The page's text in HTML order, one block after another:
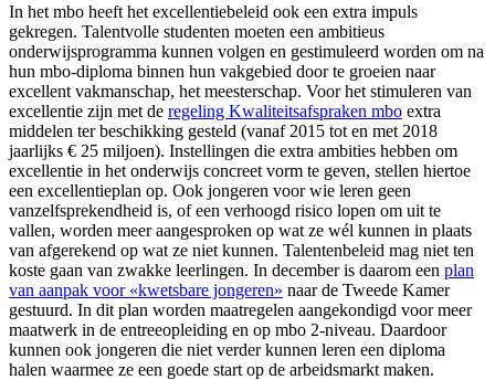
In het mbo heeft het excellentiebeleid ook een extra impuls
gekregen. Talentvolle studenten moeten een ambitieus
onderwijsprogramma kunnen volgen en gestimuleerd worden om na
hun mbo-diploma binnen hun vakgebied door te groeien naar
excellent vakmanschap, het meesterschap. Voor het stimuleren van
excellentie zijn met de regeling Kwaliteitsafspraken mbo extra
middelen ter beschikking gesteld (vanaf 2015 tot en met 2018
jaarlijks € 25 miljoen). Instellingen die extra ambities hebben om
excellentie in het onderwijs concreet vorm te geven, stellen hiertoe
een excellentieplan op. Ook jongeren voor wie leren geen
vanzelfsprekendheid is, of een verhoogd risico lopen om uit te
vallen, worden meer aangesproken op wat ze wél kunnen in plaats
van afgerekend op wat ze niet kunnen. Talentenbeleid mag niet ten
koste gaan van zwakke leerlingen. In december is daarom een plan
van aanpak voor «kwetsbare jongeren» naar de Tweede Kamer
gestuurd. In dit plan worden maatregelen aangekondigd voor meer
maatwerk in de entreeopleiding en op mbo 2-niveau. Daardoor
kunnen ook jongeren die niet verder kunnen leren een diploma
halen waarmee ze een goede start op de arbeidsmarkt maken.